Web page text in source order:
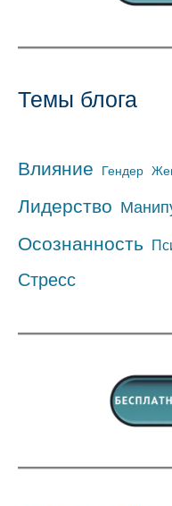
Темы блога
Влияние Гендер
Лидерство
Осознанность
Стресс